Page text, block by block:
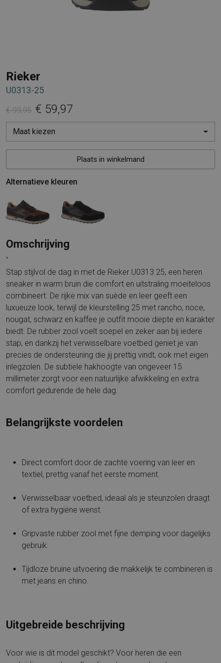
Rieker
U0313-25
€ 99,95 € 59,97
Maat kiezen
Plaats in winkelmand
Alternatieve kleuren
Omschrijving
"
Stap stijlvol de dag in met de Rieker U0313 25, een heren
sneaker in warm bruin die comfort en uitstraling moeiteloos
combineert. De rijke mix van suède en leer geeft een
luxueuze look, terwijl de kleurstelling 25 met rancho, noce,
nougat, schwarz en kaffee je outfit mooie diepte en karakter
biedt. De rubber zool voelt soepel en zeker aan bij iedere
stap, en dankzij het verwisselbare voetbed geniet je van
precies de ondersteuning die jij prettig vindt, ook met eigen
inlegzolen. De subtiele hakhoogte van ongeveer 15
millimeter zorgt voor een natuurlijke afwikkeling en extra
comfort gedurende de hele dag.
Belangrijkste voordelen
Direct comfort door de zachte voering van leer en
textiel, prettig vanaf het eerste moment.
Verwisselbaar voetbed, ideaal als je steunzolen draagt
of extra hygiëne wenst.
Gripvaste rubber zool met fijne demping voor dagelijks
gebruik.
Tijdloze bruine uitvoering die makkelijk te combineren is
met jeans en chino.
Uitgebreide beschrijving
Voor wie is dit model geschikt? Voor heren die een